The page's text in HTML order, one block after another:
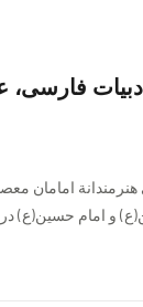
فارسی،
امامان
و امام حسین(ع) در